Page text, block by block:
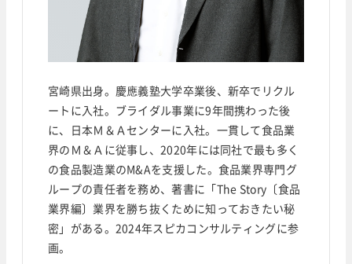
宮崎県出身。慶應義塾大学卒業後、新卒でリクル
ートに入社。ブライダル事業に9年間携わった後
に、日本Ｍ＆Ａセンターに入社。一貫して食品業
界のＭ＆Ａに従事し、2020年には同社で最も多く
の食品製造業のM&Aを支援した。食品業界専門グ
ループの責任者を務め、著書に「The Story〔食品
業界編〕業界を勝ち抜くために知っておきたい秘
密」がある。2024年スピカコンサルティングに参
画。